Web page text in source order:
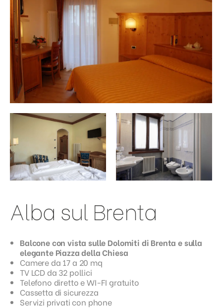
Alba sul Brenta
Balcone con vista sulle Dolomiti di Brenta e sulla
elegante Piazza della Chiesa
Camere da 17 a 20 mq
TV LCD da 32 pollici
Telefono diretto e WI-FI gratuito
Cassetta di sicurezza
Servizi privati con phone